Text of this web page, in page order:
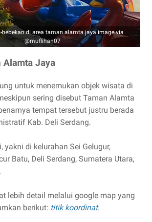
bebekan di area taman alamta jaya image via
@muflihan07
Alamta Jaya
untuk menemukan objek wisata di
sering disebut Taman Alamta
tempat tersebut justru berada
Kab. Deli Serdang.
yakni di kelurahan Sei Gelugur,
Batu, Deli Serdang, Sumatera Utara,
lebih detail melalui google map yang
berikut: titik koordinat.